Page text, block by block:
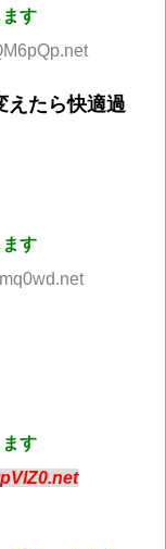
す
えたら快適過
す
す